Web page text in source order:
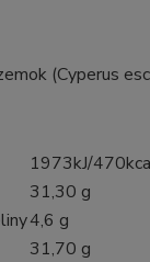
(Cyperus
1973kJ/
31,30 g
4,6 g
31,70 g